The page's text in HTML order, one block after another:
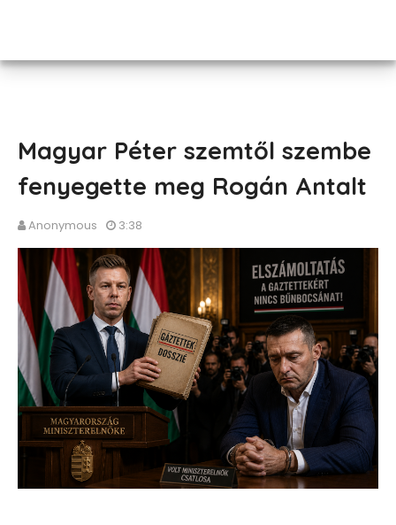
Magyar Péter szemtől szembe
fenyegette meg Rogán Antalt
Anonymous 3:38